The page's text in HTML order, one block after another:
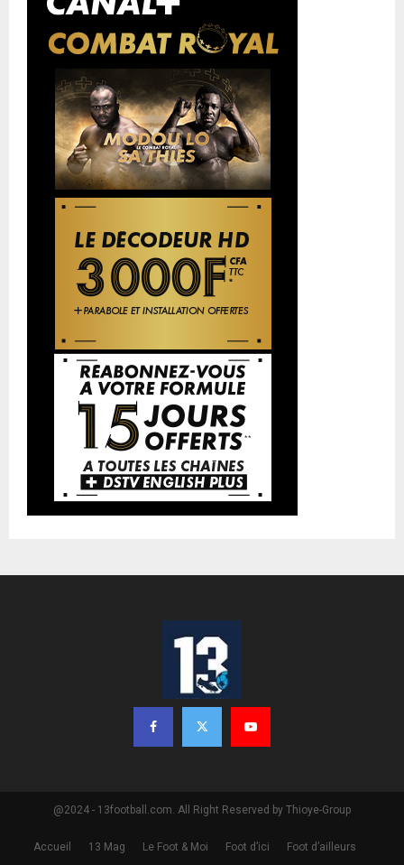
@2024 - 13football.com. All Right Reserved by Thioye-Group
Accueil 13 Mag Le Foot & Moi Foot d’ici
Foot d’ailleurs